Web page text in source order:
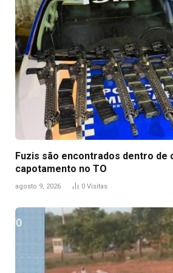
Fuzis são encontrados dentro de
capotamento no TO
agosto 9, 2026 0 Visitas